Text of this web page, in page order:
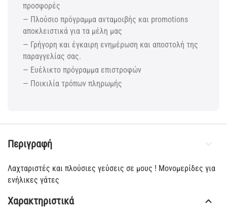
προσφορές
— Πλούσιο πρόγραμμα ανταμοιβής και promotions
αποκλειστικά για τα μέλη μας
— Γρήγορη και έγκαιρη ενημέρωση και αποστολή της
παραγγελίας σας.
— Ευέλικτο πρόγραμμα επιστροφών
— Ποικιλία τρόπων πληρωμής
Περιγραφή
Λαχταριστές και πλούσιες γεύσεις σε μους ! Μονομερίδες για
ενήλικες γάτες
Χαρακτηριστικά